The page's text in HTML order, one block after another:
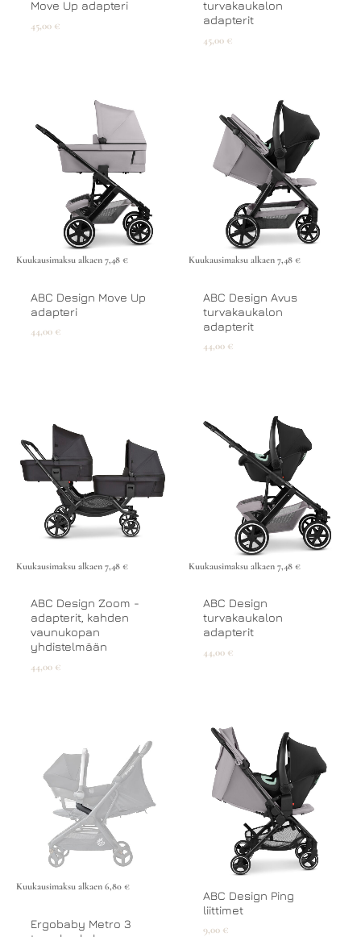
Move Up adapteri
45,00 €
turvakaukalon
adapterit
45,00 €
Kuukausimaksu alkaen 7,48 €
ABC Design Move Up
adapteri
44,00 €
Kuukausimaksu alkaen 7,48 €
ABC Design Avus
turvakaukalon
adapterit
44,00 €
Kuukausimaksu alkaen 7,48 €
ABC Design Zoom -
adapterit, kahden
vaunukopan
yhdistelmään
44,00 €
Kuukausimaksu alkaen 7,48 €
ABC Design
turvakaukalon
adapterit
44,00 €
Kuukausimaksu alkaen 6,80 €
Ergobaby Metro 3
ABC Design Ping
liittimet
9,00 €